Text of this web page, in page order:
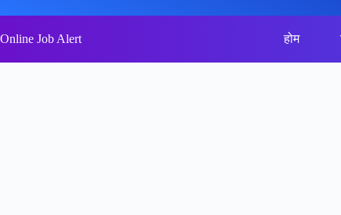
to
content
Online Job Alert होम